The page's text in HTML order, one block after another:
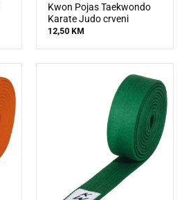
Kwon Pojas Taekwondo
Karate Judo crveni
12,50 KM